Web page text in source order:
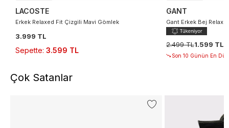
LACOSTE
Erkek Relaxed Fit Çizgili Mavi Gömlek
3.999 TL
Sepette: 3.599 TL
GANT
Gant Erkek Bej
2.499 TL1.599 TL
Son 10 Günün En
Çok Satanlar